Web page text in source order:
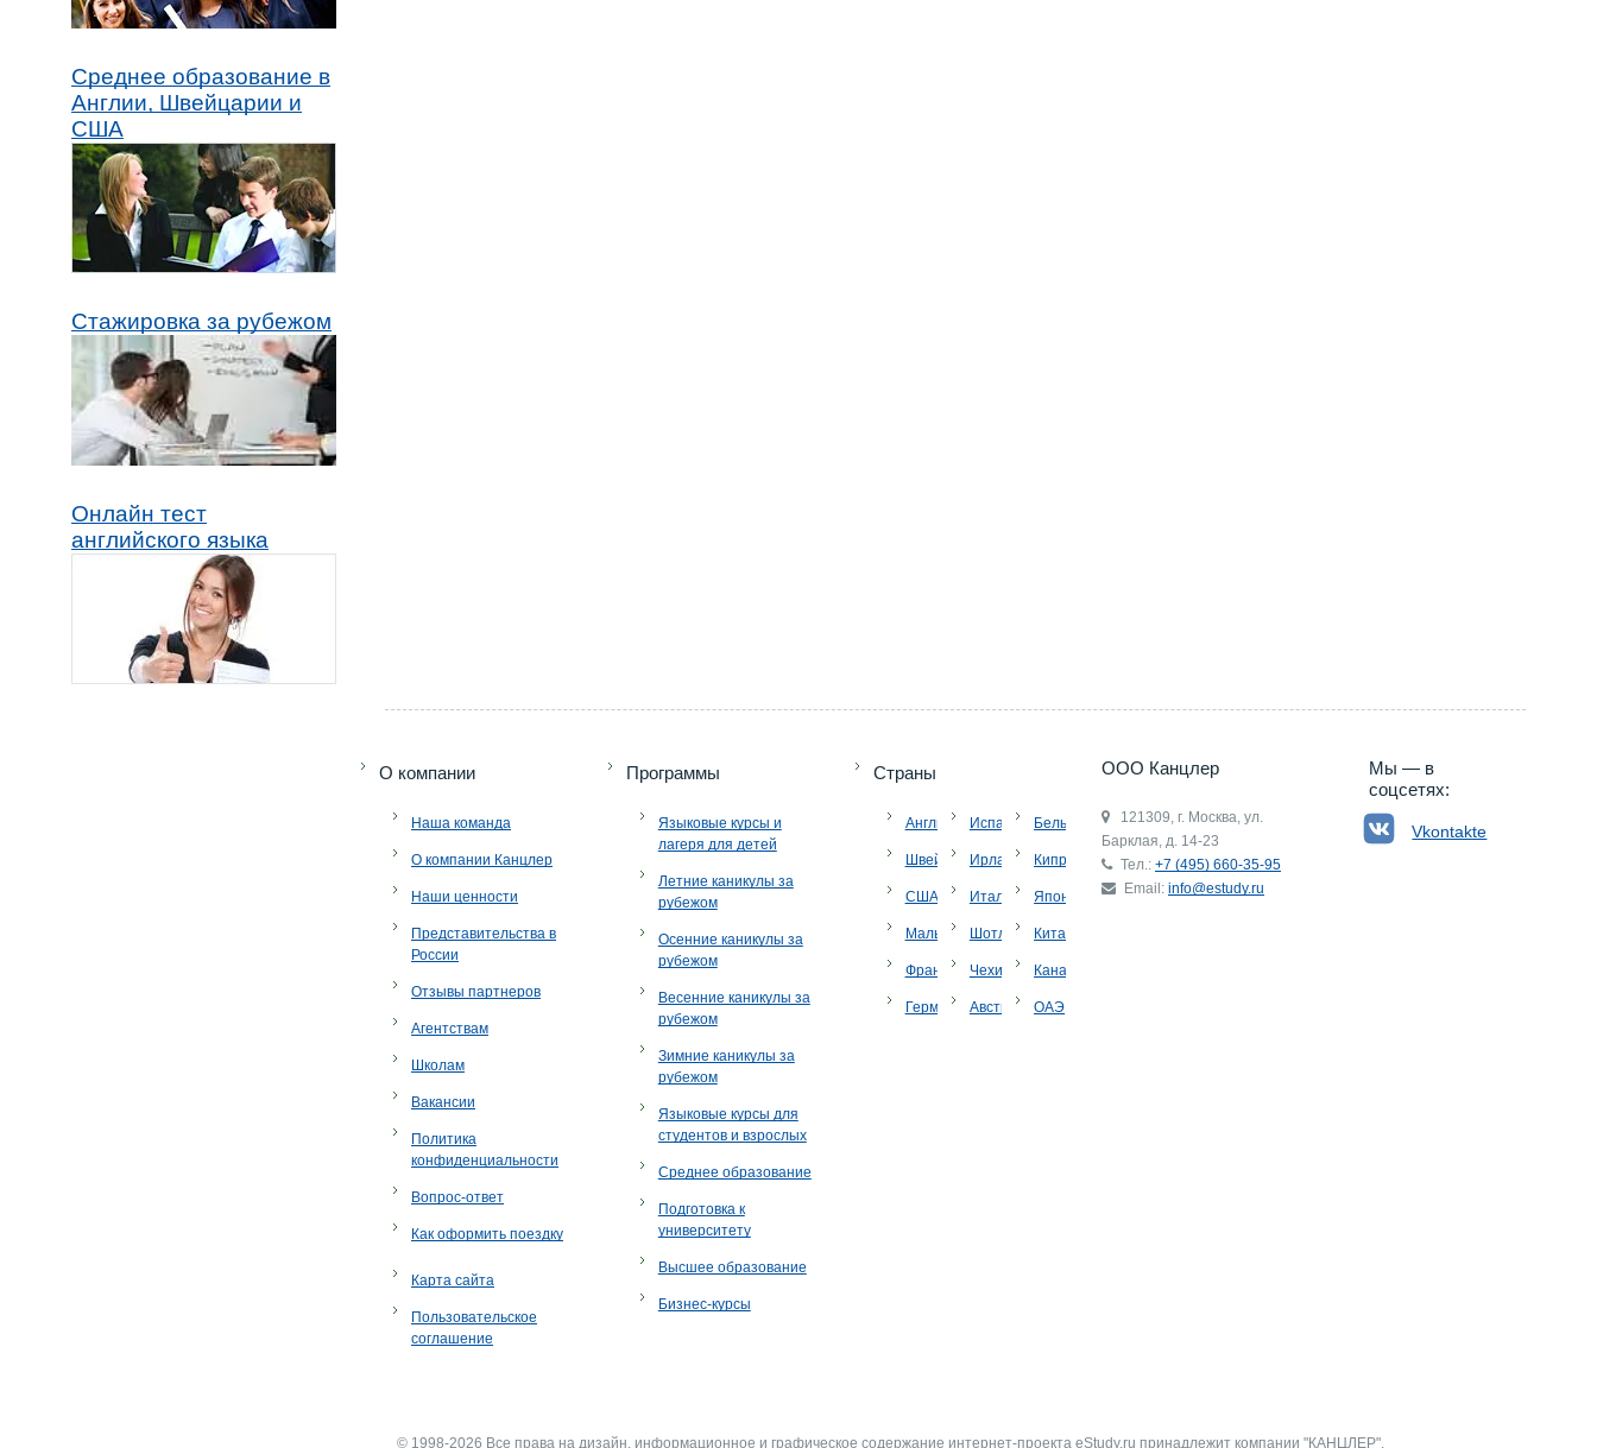
Среднее образование в
Англии, Швейцарии и
США
Стажировка за рубежом
Онлайн тест
английского языка
O компании
Наша команда
О компании Канцлер
Наши ценности
Представительства в
России
Отзывы партнеров
Агентствам
Школам
Вакансии
Политика
конфиденциальности
Вопрос-ответ
Как оформить поездку
Карта сайта
Пользовательское
соглашение
Программы
Языковые курсы и
лагеря для детей
Летние каникулы за
рубежом
Осенние каникулы за
рубежом
Весенние каникулы за
рубежом
Зимние каникулы за
рубежом
Языковые курсы для
студентов и взрослых
Среднее образование
Подготовка к
университету
Высшее образование
Бизнес-курсы
Страны
Англия
Швейцария
США
Мальта
Франция
Германия
Испания
Ирландия
Италия
Шотландия
Чехия
Австрия
Бельгия
Кипр
Япония
Китай
Канада
ОАЭ
ООО Канцлер
121309, г. Москва, ул.
Барклая, д. 14-23
Тел.: +7 (495) 660-35-95
Email: info@estudy.ru
Мы — в
соцсетях:
Vkontakte
© 1998-2026 Все права на дизайн, информационное и графическое содержание интернет-проекта eStudy.ru принадлежит компании "КАНЦЛЕР".